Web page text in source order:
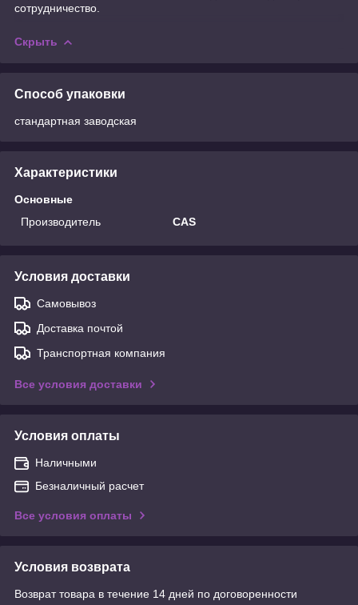
сотрудничество.
Скрыть
Способ упаковки
стандартная заводская
Характеристики
Основные
Производитель
CAS
Условия доставки
Самовывоз
Доставка почтой
Транспортная компания
Все условия доставки
Условия оплаты
Наличными
Безналичный расчет
Все условия оплаты
Условия возврата
Возврат товара в течение 14 дней по договоренности